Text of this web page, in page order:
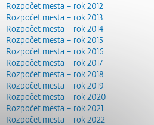
Rozpočet mesta – rok 2012
Rozpočet mesta – rok 2013
Rozpočet mesta – rok 2014
Rozpočet mesta – rok 2015
Rozpočet mesta – rok 2016
Rozpočet mesta – rok 2017
Rozpočet mesta – rok 2018
Rozpočet mesta – rok 2019
Rozpočet mesta – rok 2020
Rozpočet mesta – rok 2021
Rozpočet mesta – rok 2022